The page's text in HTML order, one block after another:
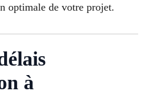
optimale de votre projet.
à